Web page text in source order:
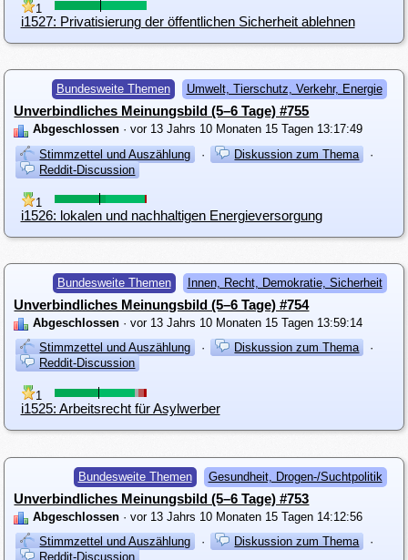
1
i1527: Privatisierung der öffentlichen Sicherheit ablehnen
Bundesweite Themen Umwelt, Tierschutz, Verkehr, Energie
Unverbindliches Meinungsbild (5–6 Tage) #755
Abgeschlossen · vor 13 Jahrs 10 Monaten 15 Tagen 13:17:49
Stimmzettel und Auszählung
· Diskussion zum Thema
·
Reddit-Discussion
1
i1526: lokalen und nachhaltigen Energieversorgung
Bundesweite Themen Innen, Recht, Demokratie, Sicherheit
Unverbindliches Meinungsbild (5–6 Tage) #754
Abgeschlossen · vor 13 Jahrs 10 Monaten 15 Tagen 13:59:14
Stimmzettel und Auszählung
· Diskussion zum Thema
·
Reddit-Discussion
1
i1525: Arbeitsrecht für Asylwerber
Bundesweite Themen Gesundheit, Drogen-/Suchtpolitik
Unverbindliches Meinungsbild (5–6 Tage) #753
Abgeschlossen · vor 13 Jahrs 10 Monaten 15 Tagen 14:12:56
Stimmzettel und Auszählung
· Diskussion zum Thema
·
Reddit-Discussion